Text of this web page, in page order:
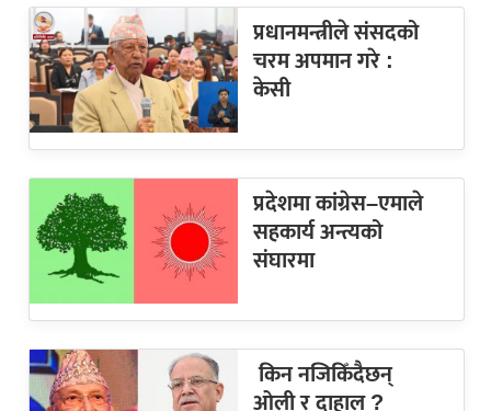
प्रधानमन्त्रीले संसदको
चरम अपमान गरे :
केसी
प्रदेशमा कांग्रेस–एमाले
सहकार्य अन्त्यको
संघारमा
किन नजिकिँदैछन्
ओली र दाहाल ?